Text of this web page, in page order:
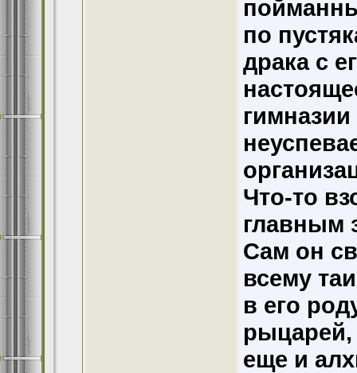
по
драка с
Что-то
главным
Сам он
всему
в его
еще и